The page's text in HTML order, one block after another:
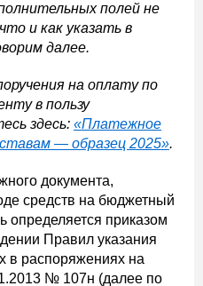
полей не
и как указать в
далее.
на оплату по
в пользу
здесь: «Платежное
— образец 2025».
документа,
средств на бюджетный
определяется приказом
Правил указания
в распоряжениях на
№ 107н (далее по